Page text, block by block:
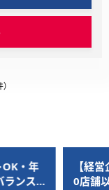
OK・年
ランス
【経
0店舗